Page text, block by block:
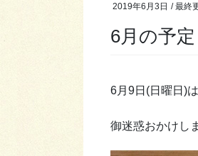
2019年6月3日 / 最終
6月の予定
6月9日(日曜日)
御迷惑おかけし